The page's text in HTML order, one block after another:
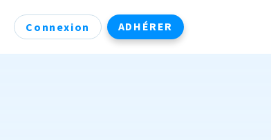
Connexion ADHÉRER